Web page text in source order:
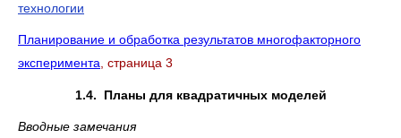
технологии
Планирование и обработка результатов многофакторного
эксперимента , страница 3
1.4. Планы для квадратичных моделей
Вводные замечания